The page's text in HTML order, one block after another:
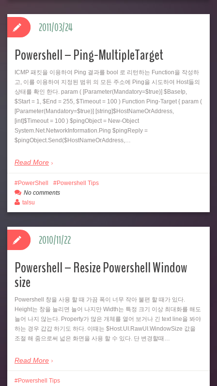
Powershell – Ping-MultipleTarget
ICMP 패킷을 이용하여 Ping 결과를 bool 로 리턴하는 Function을 작성하
고, 이를 이용하여 지정된 범위 의 모든 주소에 Ping을 시도하여 Host들의
상태를 확인 한다. param ( [Parameter(Mandatory=$true)] $BaseIp,
$Start = 1, $End = 255, $Timeout = 100 ) Function Ping-Target { param (
[Parameter(Mandatory=$true)] [string]$HostNameOrAddress,
[int]$Timeout = 100 ) $pingObject = New-Object
System.Net.NetworkInformation.Ping $pingReply =
$pingObject.Send($HostNameOrAddress,…
Read More
2011/03/24
PowerShell
Powershell Tips
No comments
talsu
Powershell – Resize Powershell Window
size
Powershell 창을 사용 할 때 가끔 폭이 너무 작아 불편 할 때가 있다.
Height는 창을 늘리면 늘어 나지만 Width는 특정 크기 이상 최대화를 해도
늘어 나지 않는다. Property가 많은 개체를 열어 보거나 긴 text line을 봐야
하는 경우 갑갑 하기도 하다. 이때는 $Host.UI.RawUI.WindowSize 값을
조절 해 줌으로써 넓은 화면을 사용 할 수 있다. 단 변경할때…
Read More
2010/11/22
Powershell Tips